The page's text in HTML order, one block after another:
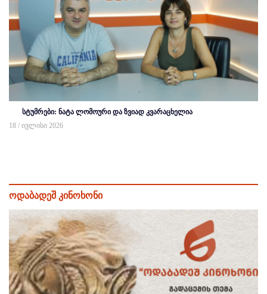
სტუმრები: ნატა ლომოური და ზვიად კვარაცხელია
18 / ივლისი 2026
ოდაბადეშ კინოხონი